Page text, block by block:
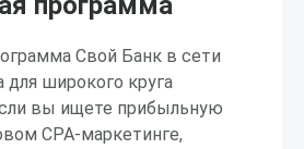
Свой Банк в сети
широкого круга
вы ищете прибыльную
CPA-маркетинге,